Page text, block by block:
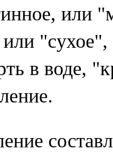
или
в воде,